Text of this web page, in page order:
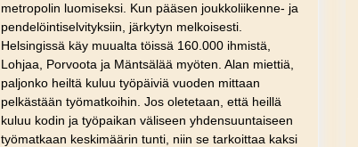
metropolin luomiseksi. Kun pääsen joukkoliikenne- ja
pendelöintiselvityksiin, järkytyn melkoisesti.
Helsingissä käy muualta töissä 160.000 ihmistä,
Lohjaa, Porvoota ja Mäntsälää myöten. Alan miettiä,
paljonko heiltä kuluu työpäiviä vuoden mittaan
pelkästään työmatkoihin. Jos oletetaan, että heillä
kuluu kodin ja työpaikan väliseen yhdensuuntaiseen
työmatkaan keskimäärin tunti, niin se tarkoittaa kaksi